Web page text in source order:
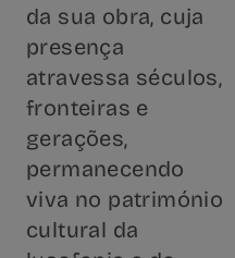
da sua obra, cuja
presença
atravessa séculos,
fronteiras e
gerações,
permanecendo
viva no património
cultural da